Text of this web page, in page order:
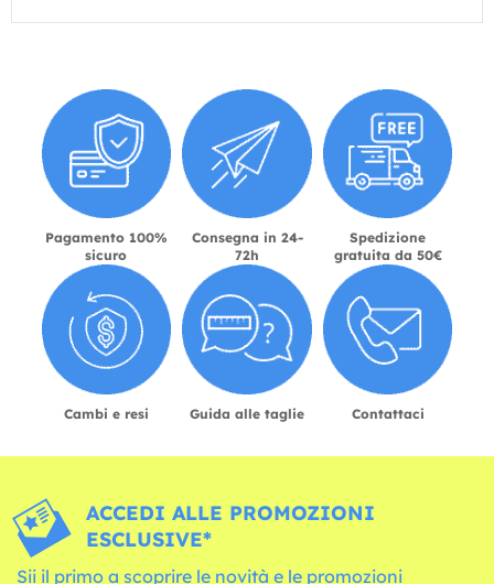
Pagamento 100%
sicuro
Consegna in 24-
72h
Spedizione
gratuita da 50€
Cambi e resi Guida alle taglie Contattaci
ACCEDI ALLE PROMOZIONI
ESCLUSIVE*
Sii il primo a scoprire le novità e le promozioni